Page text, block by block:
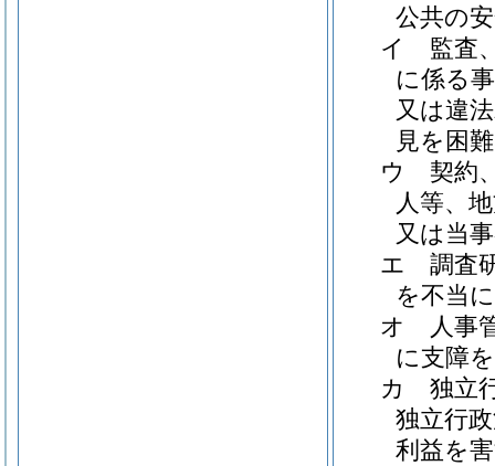
公共の
イ
監査
に係る
又は違
見を困
ウ
契約
人等、
又は当
エ
調査
を不当
オ
人事
に支障
カ
独立
独立行
利益を